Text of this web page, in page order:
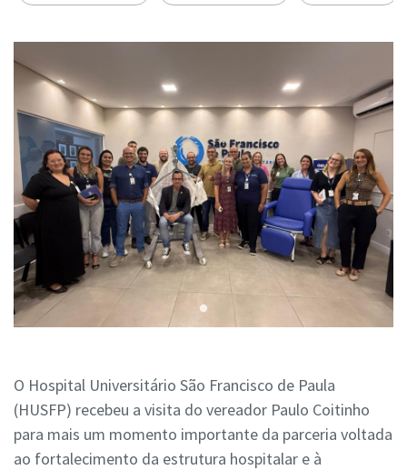
O Hospital Universitário São Francisco de Paula
(HUSFP) recebeu a visita do vereador Paulo Coitinho
para mais um momento importante da parceria voltada
ao fortalecimento da estrutura hospitalar e à